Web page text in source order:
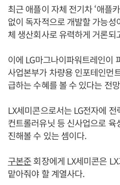
최근 애플이 자체 전기차 ‘애플
없이 독자적으로 개발할 가능
체 생산회사로 유력하게 거론되
이에 LG마그나이파워트레인이
사업본부가 차량용 인포테인먼
급하는 수혜를 볼 수 있다는 전
LX세미콘으로서는 LG전자에
컨트롤러유닛 등 신사업으로
진해볼 수 있는 셈이다.
구본준회장에게 LX세미콘은
맡아줘야 할 계열사다.